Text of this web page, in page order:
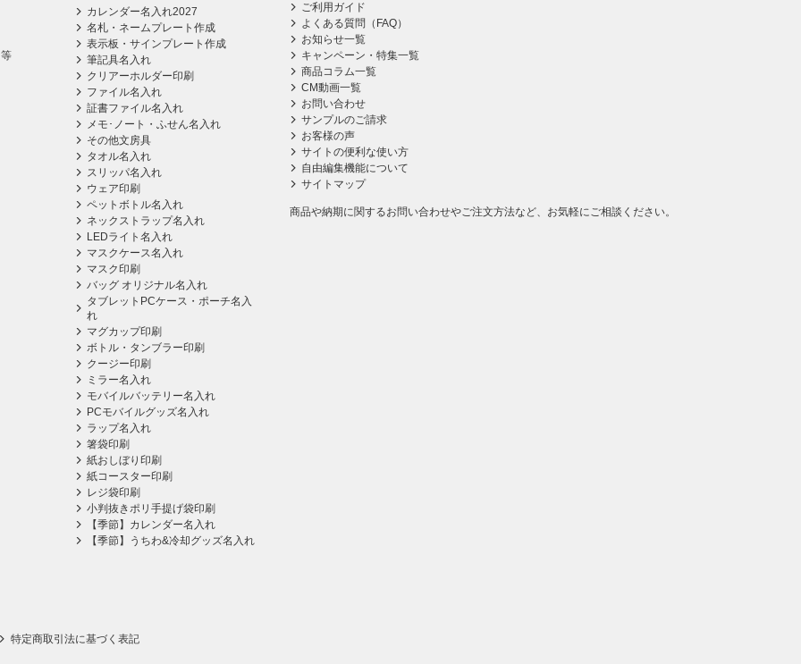
カレンダー名入れ2027
名札・ネームプレート作成
表示板・サインプレート作成
筆記具名入れ
クリアーホルダー印刷
ファイル名入れ
証書ファイル名入れ
メモ･ノート・ふせん名入れ
その他文房具
タオル名入れ
スリッパ名入れ
ウェア印刷
ペットボトル名入れ
ネックストラップ名入れ
LEDライト名入れ
マスクケース名入れ
マスク印刷
バッグ オリジナル名入れ
タブレットPCケース・ポーチ名入
れ
マグカップ印刷
ボトル・タンブラー印刷
クージー印刷
ミラー名入れ
モバイルバッテリー名入れ
PCモバイルグッズ名入れ
ラップ名入れ
箸袋印刷
紙おしぼり印刷
紙コースター印刷
レジ袋印刷
小判抜きポリ手提げ袋印刷
【季節】カレンダー名入れ
【季節】うちわ&冷却グッズ名入れ
ご利用ガイド
よくある質問（FAQ）
お知らせ一覧
キャンペーン・特集一覧
商品コラム一覧
CM動画一覧
お問い合わせ
サンプルのご請求
お客様の声
サイトの便利な使い方
自由編集機能について
サイトマップ
商品や納期に関するお問い合わせやご注文方法など、お気軽にご相談ください。
特定商取引法に基づく表記